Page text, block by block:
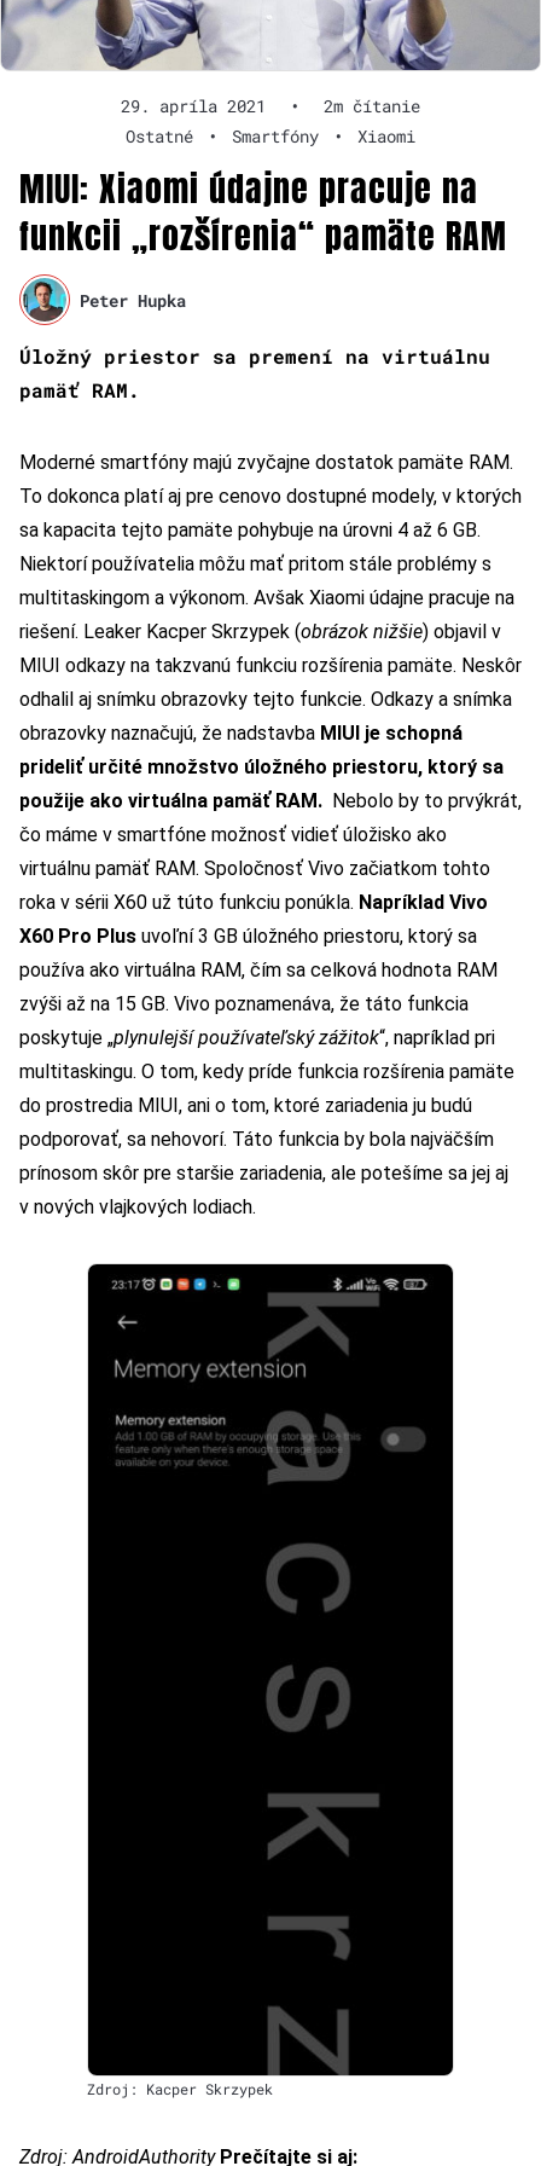
29. apríla 2021 •
2m čítanie
Ostatné
• Smartfóny • Xiaomi
MIUI: Xiaomi údajne pracuje na
funkcii „rozšírenia“ pamäte RAM
Peter Hupka
Úložný priestor sa premení na virtuálnu
pamäť RAM.
Moderné smartfóny majú zvyčajne dostatok pamäte RAM.
To dokonca platí aj pre cenovo dostupné modely, v ktorých
sa kapacita tejto pamäte pohybuje na úrovni 4 až 6 GB.
Niektorí používatelia môžu mať pritom stále problémy s
multitaskingom a výkonom. Avšak Xiaomi údajne pracuje na
riešení. Leaker Kacper Skrzypek (obrázok nižšie) objavil v
MIUI odkazy na takzvanú funkciu rozšírenia pamäte. Neskôr
odhalil aj snímku obrazovky tejto funkcie. Odkazy a snímka
obrazovky naznačujú, že nadstavba MIUI je schopná
prideliť určité množstvo úložného priestoru, ktorý sa
použije ako virtuálna pamäť RAM. Nebolo by to prvýkrát,
čo máme v smartfóne možnosť vidieť úložisko ako
virtuálnu pamäť RAM. Spoločnosť Vivo začiatkom tohto
roka v sérii X60 už túto funkciu ponúkla. Napríklad Vivo
X60 Pro Plus uvoľní 3 GB úložného priestoru, ktorý sa
používa ako virtuálna RAM, čím sa celková hodnota RAM
zvýši až na 15 GB. Vivo poznamenáva, že táto funkcia
poskytuje „plynulejší používateľský zážitok“, napríklad pri
multitaskingu. O tom, kedy príde funkcia rozšírenia pamäte
do prostredia MIUI, ani o tom, ktoré zariadenia ju budú
podporovať, sa nehovorí. Táto funkcia by bola najväčším
prínosom skôr pre staršie zariadenia, ale potešíme sa jej aj
v nových vlajkových lodiach.
Zdroj: Kacper Skrzypek
Zdroj:AndroidAuthority Prečítajte si aj: